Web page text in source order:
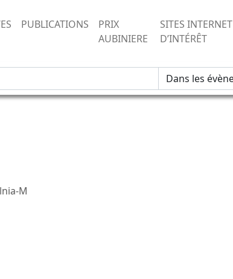
PUBLICATIONS
PRIX
AUBINIERE
SITES INTERNET
D’INTÉRÊT
M